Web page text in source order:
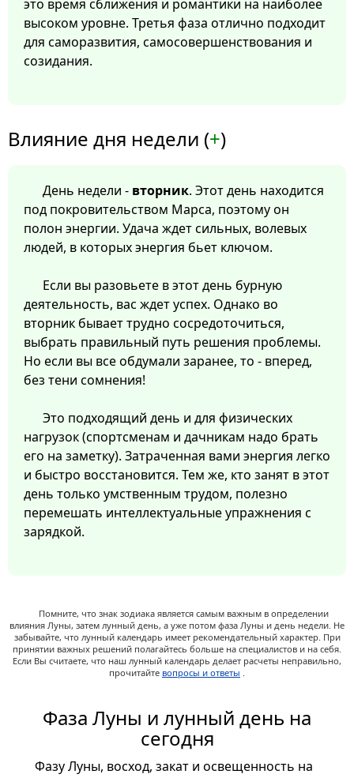
это время сближения и романтики на наиболее
высоком уровне. Третья фаза отлично подходит
для саморазвития, самосовершенствования и
созидания.
Влияние дня недели (+)
День недели - вторник. Этот день находится
под покровительством Марса, поэтому он
полон энергии. Удача ждет сильных, волевых
людей, в которых энергия бьет ключом.
Если вы разовьете в этот день бурную
деятельность, вас ждет успех. Однако во
вторник бывает трудно сосредоточиться,
выбрать правильный путь решения проблемы.
Но если вы все обдумали заранее, то - вперед,
без тени сомнения!
Это подходящий день и для физических
нагрузок (спортсменам и дачникам надо брать
его на заметку). Затраченная вами энергия легко
и быстро восстановится. Тем же, кто занят в этот
день только умственным трудом, полезно
перемешать интеллектуальные упражнения с
зарядкой.
Помните, что знак зодиака является самым важным в определении
влияния Луны, затем лунный день, а уже потом фаза Луны и день недели. Не
забывайте, что лунный календарь имеет рекомендательный характер. При
принятии важных решений полагайтесь больше на специалистов и на себя.
Если Вы считаете, что наш лунный календарь делает расчеты неправильно,
прочитайте вопросы и ответы .
Фаза Луны и лунный день на
сегодня
Фазу Луны, восход, закат и освещенность на